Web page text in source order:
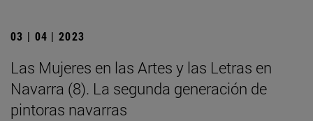
03 | 04 | 2023
Las Mujeres en las Artes y las Letras en
Navarra (8). La segunda generación de
pintoras navarras